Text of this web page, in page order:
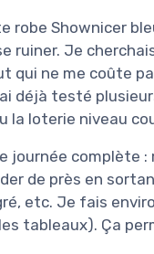
robe Shownicer
ruiner. Je
qui ne me coûte
déjà testé
la loterie niveau
journée complète :
de près en
etc. Je fais
tableaux). Ça